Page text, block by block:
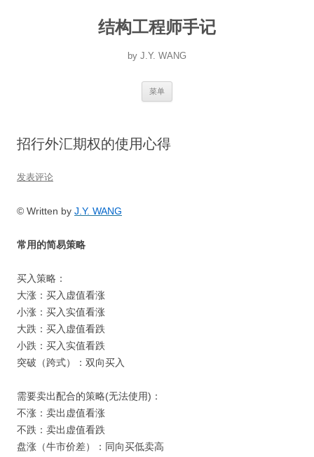
结构工程师手记
by J.Y. WANG
菜单
招行外汇期权的使用心得
发表评论
© Written by J.Y. WANG
常用的简易策略
买入策略：
大涨：买入虚值看涨
小涨：买入实值看涨
大跌：买入虚值看跌
小跌：买入实值看跌
突破（跨式）：双向买入
需要卖出配合的策略(无法使用)：
不涨：卖出虚值看涨
不跌：卖出虚值看跌
盘涨（牛市价差）：同向买低卖高